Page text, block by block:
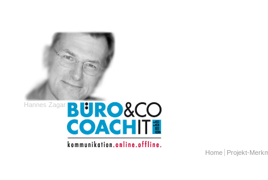
Hannes Zagar
Home Projekt-